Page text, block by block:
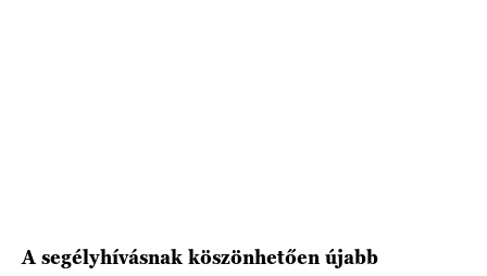
A segélyhívásnak köszönhetően újabb